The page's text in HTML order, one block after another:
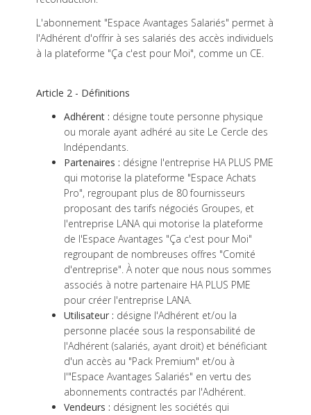
L'abonnement "Espace Avantages Salariés" permet à
l'Adhérent d'offrir à ses salariés des accès individuels
à la plateforme "Ça c'est pour Moi", comme un CE.
Article 2 - Définitions
Adhérent : désigne toute personne physique
ou morale ayant adhéré au site Le Cercle des
Indépendants.
Partenaires : désigne l'entreprise HA PLUS PME
qui motorise la plateforme "Espace Achats
Pro", regroupant plus de 80 fournisseurs
proposant des tarifs négociés Groupes, et
l'entreprise LANA qui motorise la plateforme
de l'Espace Avantages "Ça c'est pour Moi"
regroupant de nombreuses offres "Comité
d'entreprise". À noter que nous nous sommes
associés à notre partenaire HA PLUS PME
pour créer l'entreprise LANA.
Utilisateur : désigne l'Adhérent et/ou la
personne placée sous la responsabilité de
l'Adhérent (salariés, ayant droit) et bénéficiant
d'un accès au "Pack Premium" et/ou à
l'"Espace Avantages Salariés" en vertu des
abonnements contractés par l'Adhérent.
Vendeurs : désignent les sociétés qui